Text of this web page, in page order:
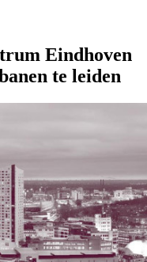
Eindhoven
te leiden